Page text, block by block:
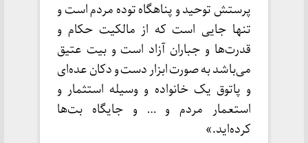
پرستش توحید و پناهگاه توده مردم است و
تنها جایی است که از مالکیت حکام و
قدرت‌ها و جباران آزاد است و بیت عتیق
می‌باشد به صورت ابزار دست و دکان عده‌ای
و پاتوق یک خانواده و وسیله استثمار و
استعمار مردم و … و جایگاه بت‌ها
کرده‌اید.»